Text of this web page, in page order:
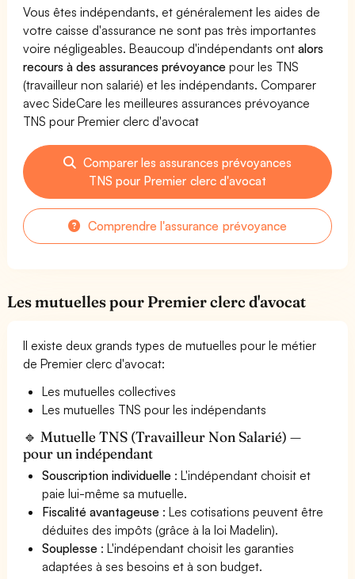
Vous êtes indépendants, et généralement les aides de
votre caisse d'assurance ne sont pas très importantes
voire négligeables. Beaucoup d'indépendants ontalors
recours à des assurances prévoyance pour les TNS
(travailleur non salarié) et les indépendants. Comparer
avec SideCare les meilleures assurances prévoyance
TNS pour Premier clerc d'avocat
Comparer les assurances prévoyances
TNS pour Premier clerc d'avocat
Comprendre l'assurance prévoyance
Les mutuelles pour Premier clerc d'avocat
Il existe deux grands types de mutuelles pour le métier
de Premier clerc d'avocat:
Les mutuelles collectives
Les mutuelles TNS pour les indépendants
🔹 Mutuelle TNS (Travailleur Non Salarié) —
pour un indépendant
Souscription individuelle : L'indépendant choisit et
paie lui-même sa mutuelle.
Fiscalité avantageuse : Les cotisations peuvent être
déduites des impôts (grâce à la loi Madelin).
Souplesse : L'indépendant choisit les garanties
adaptées à ses besoins et à son budget.